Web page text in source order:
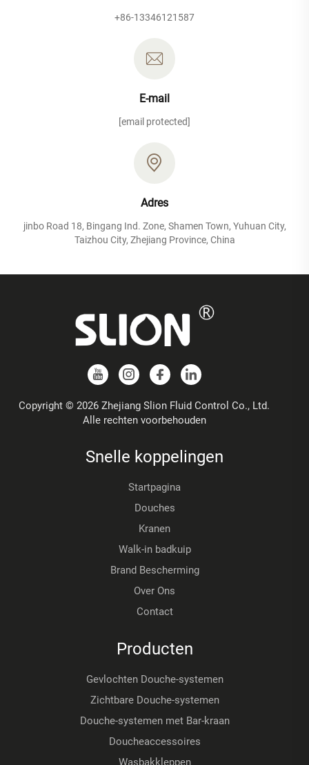
+86-13346121587
E-mail
[email protected]
Adres
jinbo Road 18, Bingang Ind. Zone, Shamen Town, Yuhuan City,
Taizhou City, Zhejiang Province, China
Copyright © 2026 Zhejiang Slion Fluid Control Co., Ltd.
Alle rechten voorbehouden
Snelle koppelingen
Startpagina
Douches
Kranen
Walk-in badkuip
Brand Bescherming
Over Ons
Contact
Producten
Gevlochten Douche-systemen
Zichtbare Douche-systemen
Douche-systemen met Bar-kraan
Doucheaccessoires
Wasbakkleppen